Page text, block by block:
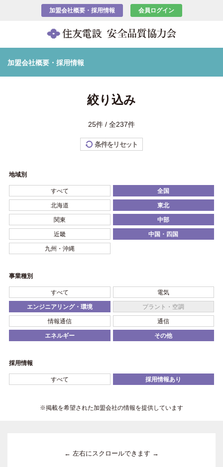
加盟会社概要・採用情報 会員ログイン
加盟会社概要・採用情報
絞り込み
25件 / 全237件
条件をリセット
地域別
すべて 全国
北海道 東北
関東 中部
近畿 中国・四国
九州・沖縄
事業種別
すべて 電気
エンジニアリング・環境 プラント・空調
情報通信 通信
エネルギー その他
採用情報
すべて 採用情報あり
※掲載を希望された加盟会社の情報を提供しています
← 左右にスクロールできます →